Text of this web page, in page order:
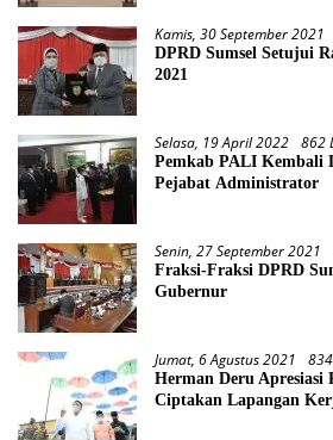
Kamis, 30 September 2021
DPRD Sumsel Setujui
2021
Selasa, 19 April 2022 862
Pemkab PALI Kembali
Pejabat Administrator
Senin, 27 September 2021
Fraksi-Fraksi DPRD
Gubernur
Jumat, 6 Agustus 2021
Herman Deru Apresiasi
Ciptakan Lapangan